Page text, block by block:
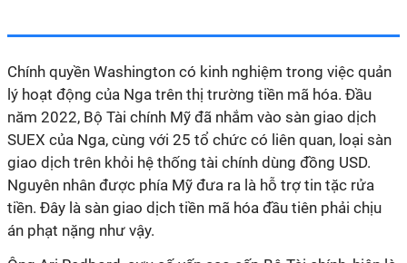
Chính quyền Washington có kinh nghiệm trong việc quản
lý hoạt động của Nga trên thị trường tiền mã hóa. Đầu
năm 2022, Bộ Tài chính Mỹ đã nhắm vào sàn giao dịch
SUEX của Nga, cùng với 25 tổ chức có liên quan, loại sàn
giao dịch trên khỏi hệ thống tài chính dùng đồng USD.
Nguyên nhân được phía Mỹ đưa ra là hỗ trợ tin tặc rửa
tiền. Đây là sàn giao dịch tiền mã hóa đầu tiên phải chịu
án phạt nặng như vậy.